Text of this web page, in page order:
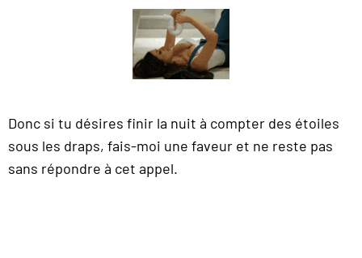
Donc si tu désires finir la nuit à compter des étoiles
sous les draps, fais-moi une faveur et ne reste pas
sans répondre à cet appel.